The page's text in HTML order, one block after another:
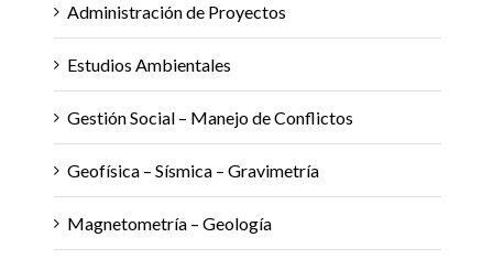
Administración de Proyectos
Estudios Ambientales
Gestión Social – Manejo de Conflictos
Geofísica – Sísmica – Gravimetría
Magnetometría – Geología